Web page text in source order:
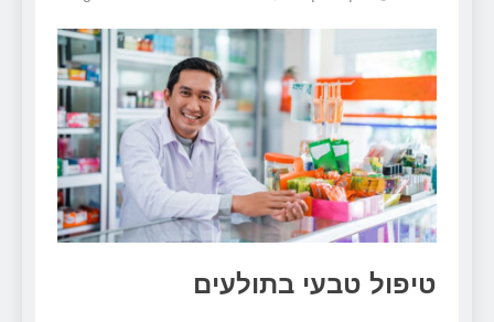
טיפול טבעי בתולעים